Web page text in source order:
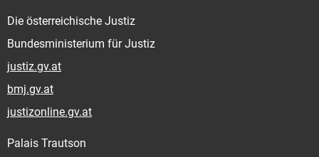
Die österreichische Justiz
Bundesministerium für Justiz
justiz.gv.at
bmj.gv.at
justizonline.gv.at
Palais Trautson